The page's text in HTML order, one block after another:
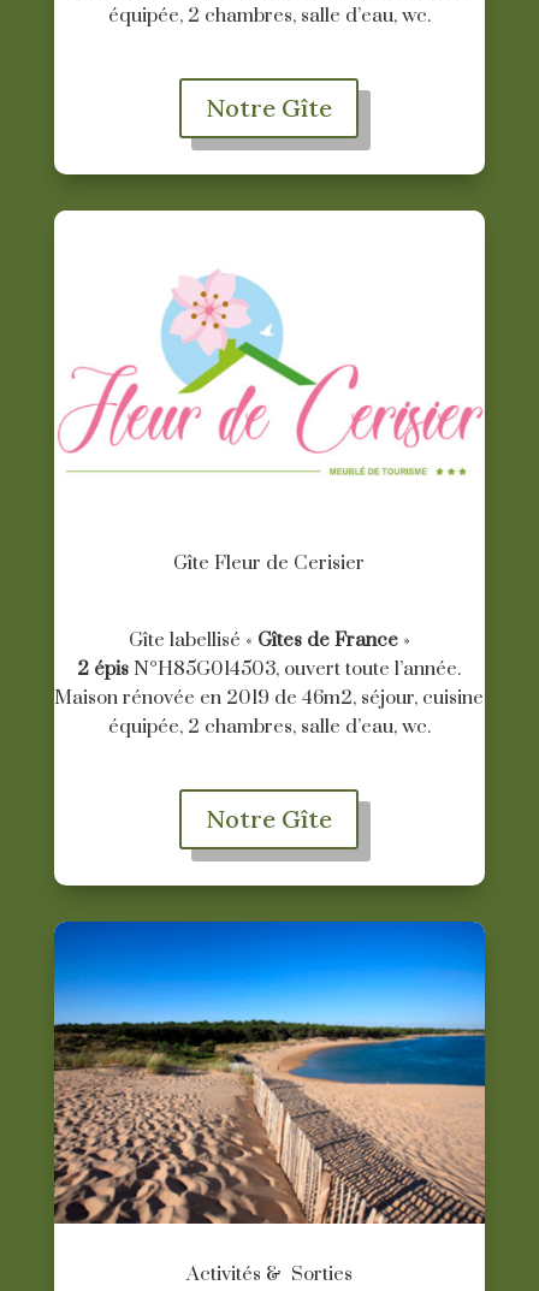
équipée, 2 chambres, salle d’eau, wc.
Notre Gîte
Gîte Fleur de Cerisier
Gîte labellisé « Gîtes de France»
2 épisN°H85G014503, ouvert toute l’année.
Maison rénovée en 2019 de 46m2, séjour, cuisine
équipée, 2 chambres, salle d’eau, wc.
Notre Gîte
Activités & Sorties